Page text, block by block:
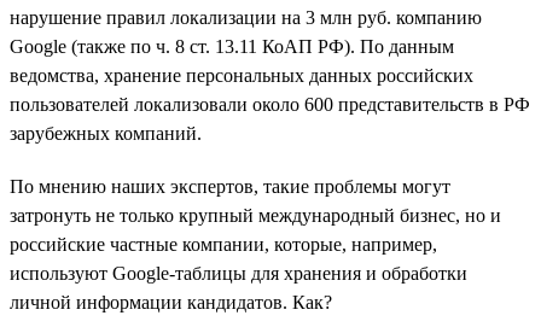
нарушение правил локализации на 3 млн руб. компанию
Google (также по ч. 8 ст. 13.11 КоАП РФ). По данным
ведомства, хранение персональных данных российских
пользователей локализовали около 600 представительств в РФ
зарубежных компаний.
По мнению наших экспертов, такие проблемы могут
затронуть не только крупный международный бизнес, но и
российские частные компании, которые, например,
используют Google-таблицы для хранения и обработки
личной информации кандидатов. Как?